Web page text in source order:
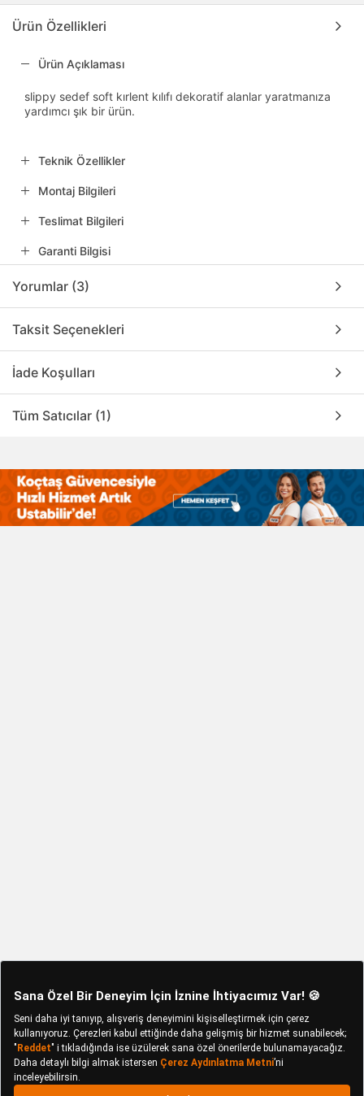
Ürün Özellikleri
Ürün Açıklaması
slippy sedef soft kırlent kılıfı dekoratif alanlar yaratmanıza
yardımcı şık bir ürün.
Teknik Özellikler
Montaj Bilgileri
Teslimat Bilgileri
Garanti Bilgisi
Yorumlar (3)
Taksit Seçenekleri
İade Koşulları
Tüm Satıcılar (1)